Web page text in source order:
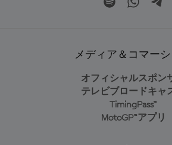
メディア＆コマー
オフィシャルスポン
テレビブロードキャ
TimingPass™
MotoGP™アプリ